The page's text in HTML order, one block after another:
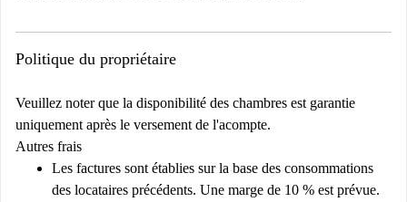
Politique du propriétaire
Veuillez noter que la disponibilité des chambres est garantie
uniquement après le versement de l'acompte.
Autres frais
Les factures sont établies sur la base des consommations
des locataires précédents. Une marge de 10 % est prévue.